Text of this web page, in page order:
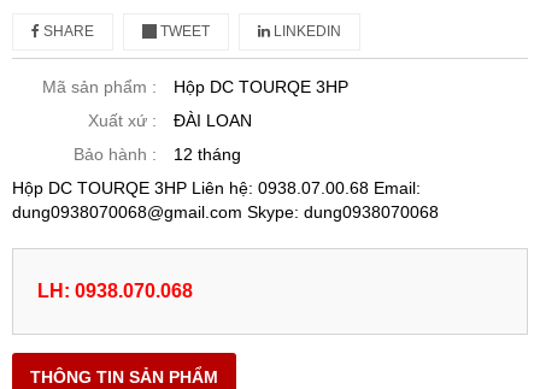
SHARE TWEET LINKEDIN
Mã sản phẩm :
Hộp DC TOURQE 3HP
Xuất xứ :
ĐÀI LOAN
Bảo hành :
12 tháng
Hộp DC TOURQE 3HP Liên hệ: 0938.07.00.68 Email:
dung0938070068@gmail.com Skype: dung0938070068
LH: 0938.070.068
THÔNG TIN SẢN PHẨM